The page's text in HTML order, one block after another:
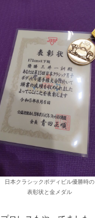
日本クラシックボディビル優勝時の
表彰状と金メダル